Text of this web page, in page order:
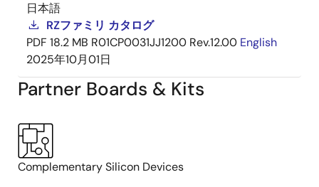
日本語
RZファミリ カタログ
PDF 18.2 MB R01CP0031JJ1200 Rev.12.00 English
2025年10月01日
Partner Boards & Kits
Complementary Silicon Devices